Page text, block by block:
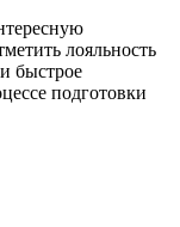
лояльность
быстрое
подготовки